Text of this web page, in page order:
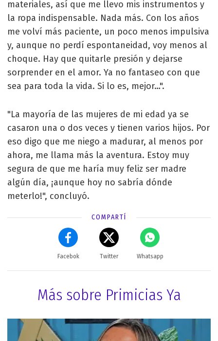
materiales, así que me llevo mis instrumentos y
la ropa indispensable. Nada más. Con los años
me volví más paciente, un poco menos impulsiva
y, aunque no perdí espontaneidad, voy menos al
choque. Hay que quitarle presión y dejarse
sorprender en el amor. Ya no fantaseo con que
sea para toda la vida. Si lo es, mejor…".
"La mayoría de las mujeres de mi edad ya se
casaron una o dos veces y tienen varios hijos. Por
eso digo que me niego a madurar, al menos por
ahora, me llama más la aventura. Estoy muy
segura de que me haría muy feliz ser madre
algún día, ¡aunque hoy no sabría dónde
meterlo!", concluyó.
COMPARTÍ
Facebok Twitter Whatsapp
Más sobre Primicias Ya